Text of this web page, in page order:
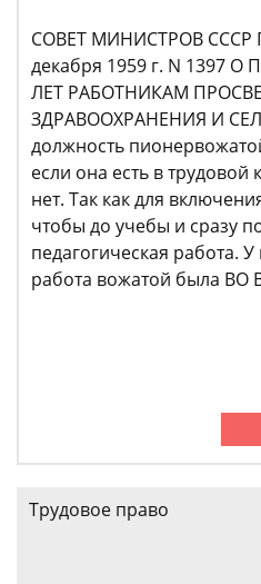
СОВЕТ МИНИСТРОВ СССР
декабря 1959 г. N 1397
ЛЕТ РАБОТНИКАМ
ЗДРАВООХРАНЕНИЯ И
должность
если она есть в
нет. Так как для
чтобы до учебы и сразу
педагогическая работа. У
работа вожатой была
Трудовое право